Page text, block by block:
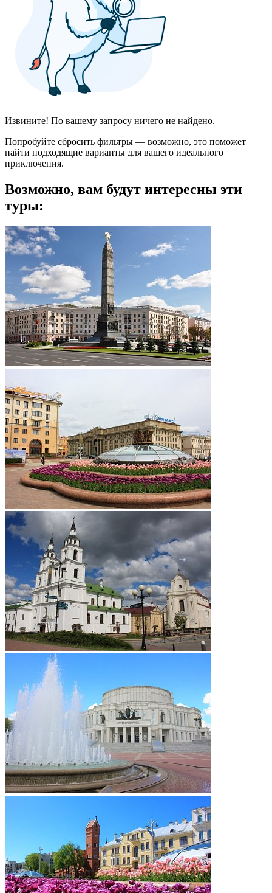
Извините! По вашему запросу ничего не найдено.
Попробуйте сбросить фильтры — возможно, это поможет
найти подходящие варианты для вашего идеального
приключения.
Возможно, вам будут интересны эти
туры: